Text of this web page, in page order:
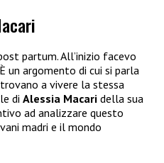
partum. All’inizio facevo
un argomento di cui si parla
a vivere la stessa
di Alessia Macari della sua
ad analizzare questo
madri e il mondo